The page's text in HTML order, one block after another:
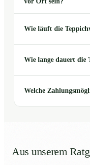
Wie läuft die
Wie lange dauert die
Welche
Aus unserem